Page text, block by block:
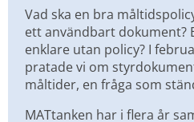
Vad ska en bra
ett användbart dokument?
enklare utan policy? I
pratade vi om
måltider, en fråga som